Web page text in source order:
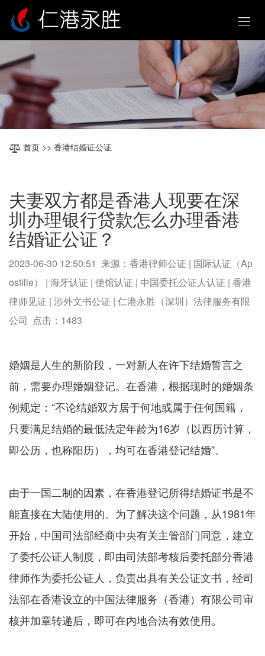
首页 >> 香港结婚证公证
夫妻双方都是香港人现要在深
圳办理银行贷款怎么办理香港
结婚证公证？
2023-06-30 12:50:51 来源：香港律师公证 | 国际认证（Ap
ostille） | 海牙认证 | 使馆认证 | 中国委托公证人认证 | 香港
律师见证 | 涉外文书公证 | 仁港永胜（深圳）法律服务有限
公司 点击： 1483
婚姻是人生的新阶段，一对新人在许下结婚誓言之
前，需要办理婚姻登记。在香港，根据现时的婚姻条
例规定：“不论结婚双方居于何地或属于任何国籍，
只要满足结婚的最低法定年龄为16岁（以西历计算，
即公历，也称阳历），均可在香港登记结婚”。
由于一国二制的因素，在香港登记所得结婚证书是不
能直接在大陆使用的。为了解决这个问题，从1981年
开始，中国司法部经商中央有关主管部门同意，建立
了委托公证人制度，即由司法部考核后委托部分香港
律师作为委托公证人，负责出具有关公证文书，经司
法部在香港设立的中国法律服务（香港）有限公司审
核并加章转递后，即可在内地合法有效使用。